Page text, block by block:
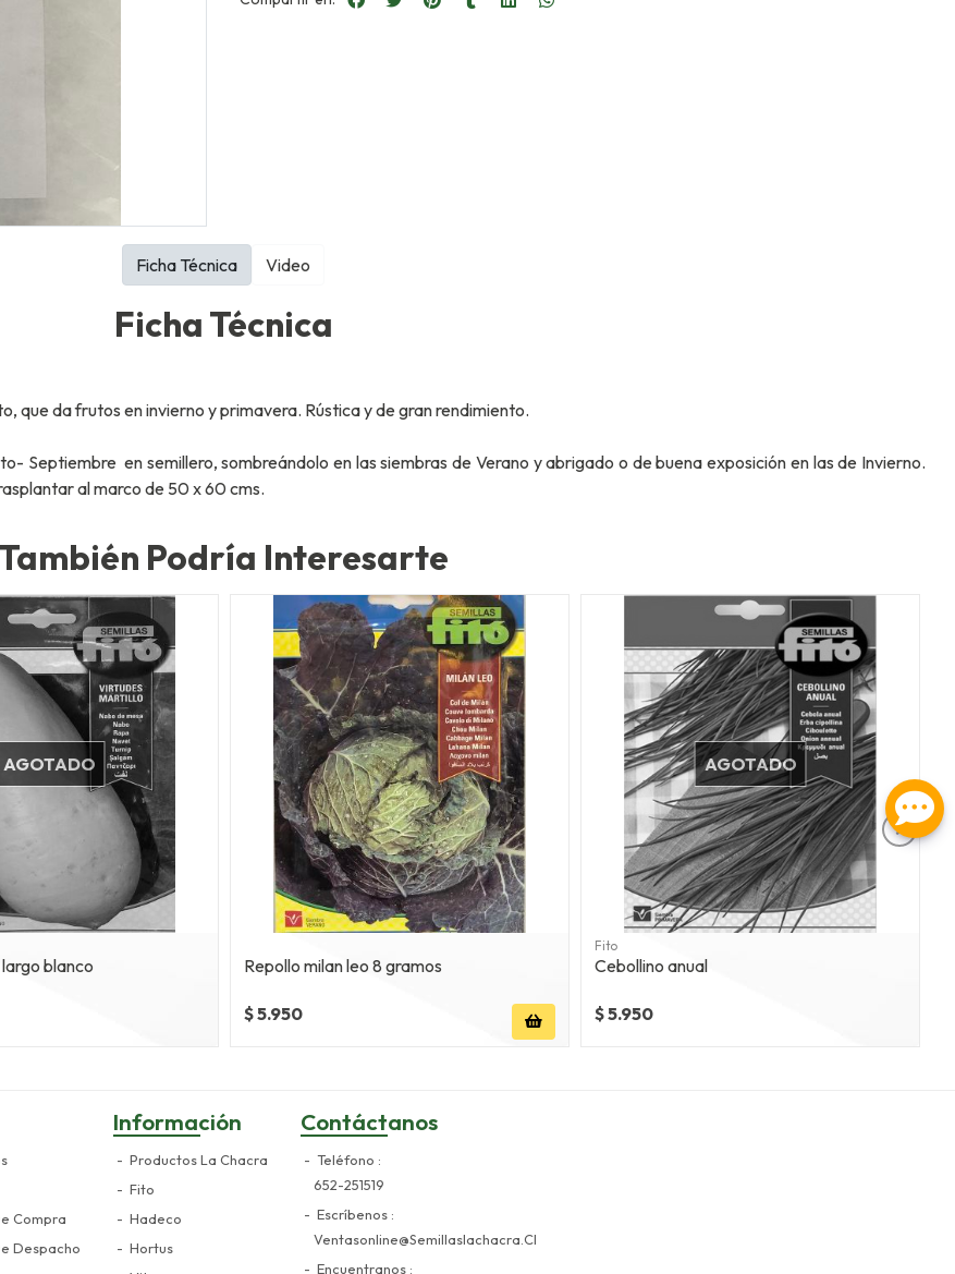
Ficha Técnica
que da frutos en invierno y primavera. Rústica y de gran rendimiento.
Septiembre en semillero, sombreándolo en las siembras de Verano y abrigado o de buena exposición en las de Invierno.
al marco de 50 x 60 cms.
Ficha Técnica Video
También Podría Interesarte
AGOTADO
blanco Repollo milan leo 8 gramos
$ 5.950
AGOTADO
Fito
Cebollino anual
$ 5.950
Compra
Despacho
Información
Productos La Chacra
Fito
Hadeco
Hortus
Contáctanos
Teléfono
652-251519
Escríbenos
Ventasonline@semillaslachacra.cl
Encuentranos